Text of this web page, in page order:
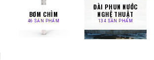
BƠM CHÌM
46 SẢN PHẨM
ĐÀI PHUN NƯỚC
NGHỆ THUẬT
134 SẢN PHẨM